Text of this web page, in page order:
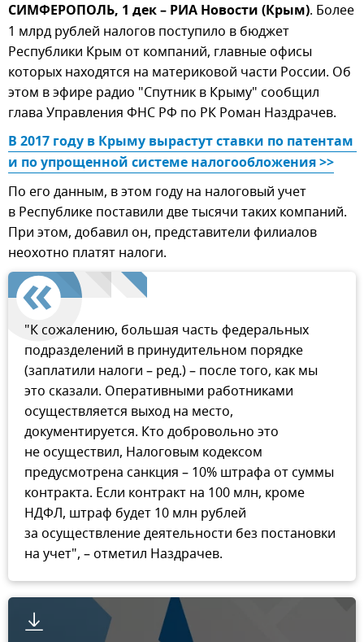
СИМФЕРОПОЛЬ, 1 дек – РИА Новости (Крым). Более
1 млрд рублей налогов поступило в бюджет
Республики Крым от компаний, главные офисы
которых находятся на материковой части России. Об
этом в эфире радио "Спутник в Крыму" сообщил
глава Управления ФНС РФ по РК Роман Наздрачев.
В 2017 году в Крыму вырастут ставки по патентам
и по упрощенной системе налогообложения >>
По его данным, в этом году на налоговый учет
в Республике поставили две тысячи таких компаний.
При этом, добавил он, представители филиалов
неохотно платят налоги.
"К сожалению, большая часть федеральных
подразделений в принудительном порядке
(заплатили налоги – ред.) – после того, как мы
это сказали. Оперативными работниками
осуществляется выход на место,
документируется. Кто добровольно это
не осуществил, Налоговым кодексом
предусмотрена санкция – 10% штрафа от суммы
контракта. Если контракт на 100 млн, кроме
НДФЛ, штраф будет 10 млн рублей
за осуществление деятельности без постановки
на учет", – отметил Наздрачев.